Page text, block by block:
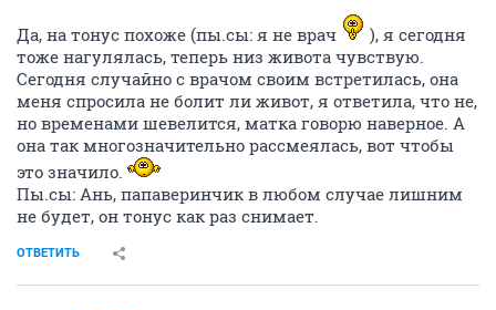
Да, на тонус похоже (пы.сы: я не врач
), я сегодня
тоже нагулялась, теперь низ живота чувствую.
Сегодня случайно с врачом своим встретилась, она
меня спросила не болит ли живот, я ответила, что не,
но временами шевелится, матка говорю наверное. А
она так многозначительно рассмеялась, вот чтобы
это значило.
Пы.сы: Ань, папаверинчик в любом случае лишним
не будет, он тонус как раз снимает.
ОТВЕТИТЬ